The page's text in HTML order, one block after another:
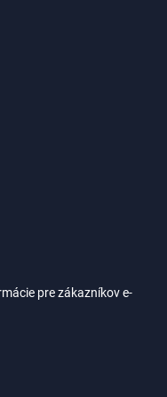
pre zákazníkov e-